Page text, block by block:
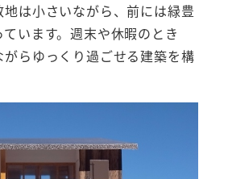
は小さいながら、前には緑豊
います。週末や休暇のとき
がらゆっくり過ごせる建築を構